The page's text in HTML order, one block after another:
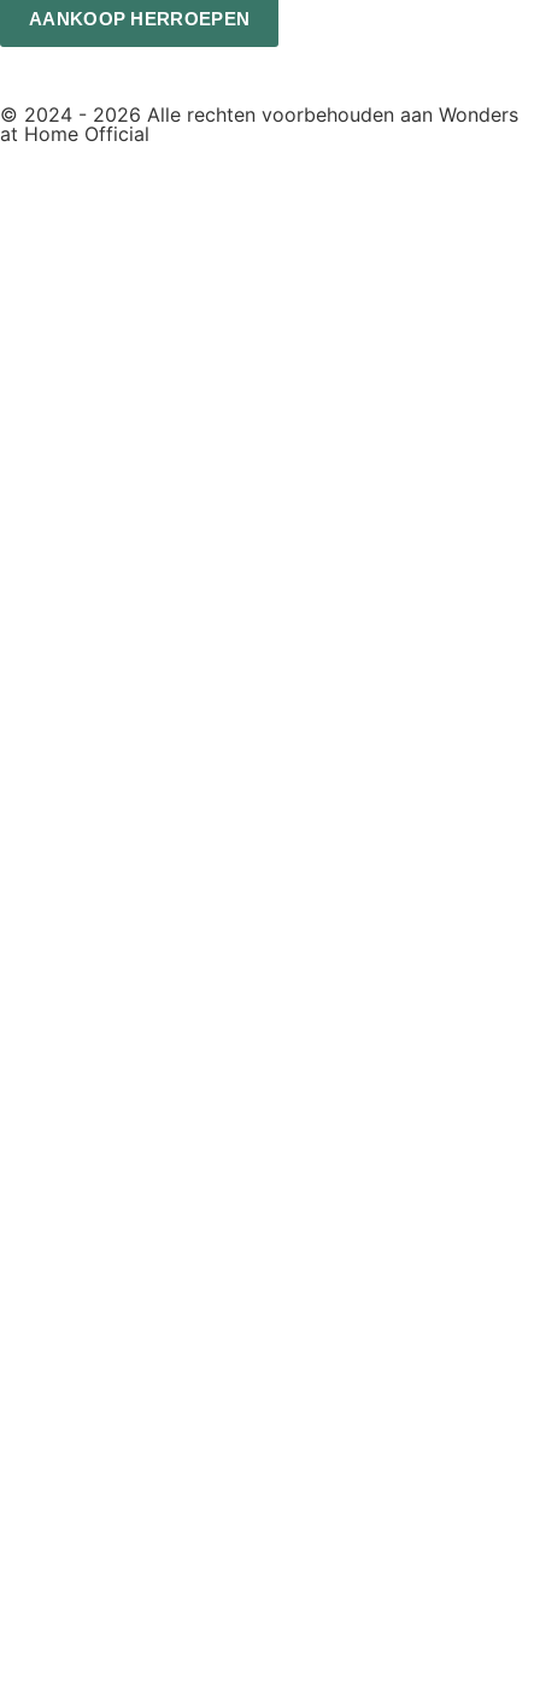
AANKOOP HERROEPEN
© 2024 - 2026 Alle rechten voorbehouden aan Wonders
at Home Official